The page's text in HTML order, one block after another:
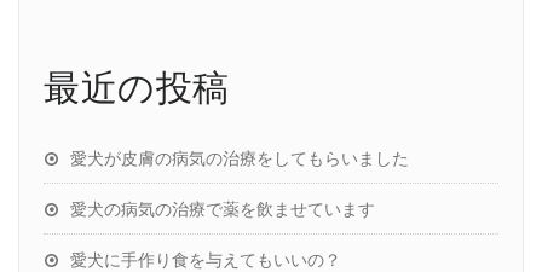
最近の投稿
愛犬が皮膚の病気の治療をしてもらいました
愛犬の病気の治療で薬を飲ませています
愛犬に手作り食を与えてもいいの？